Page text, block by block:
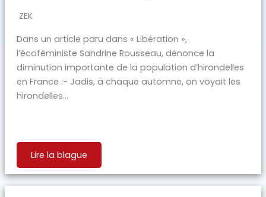
ZEK
Dans un article paru dans « Libération »,
l’écoféministe Sandrine Rousseau, dénonce la
diminution importante de la population d’hirondelles
en France :- Jadis, à chaque automne, on voyait les
hirondelles...
Lire la blague